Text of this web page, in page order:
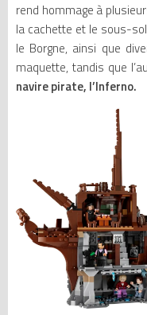
rend hommage à
la cachette et le sous-
le Borgne, ainsi que
maquette, tandis que
navire pirate, l’Inferno.